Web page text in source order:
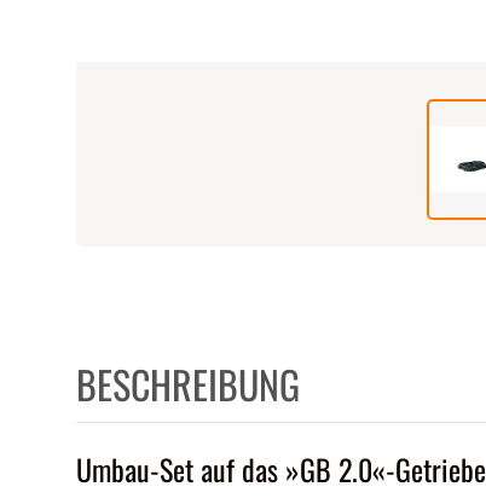
BESCHREIBUNG
Umbau-Set auf das »GB 2.0«-Getriebe